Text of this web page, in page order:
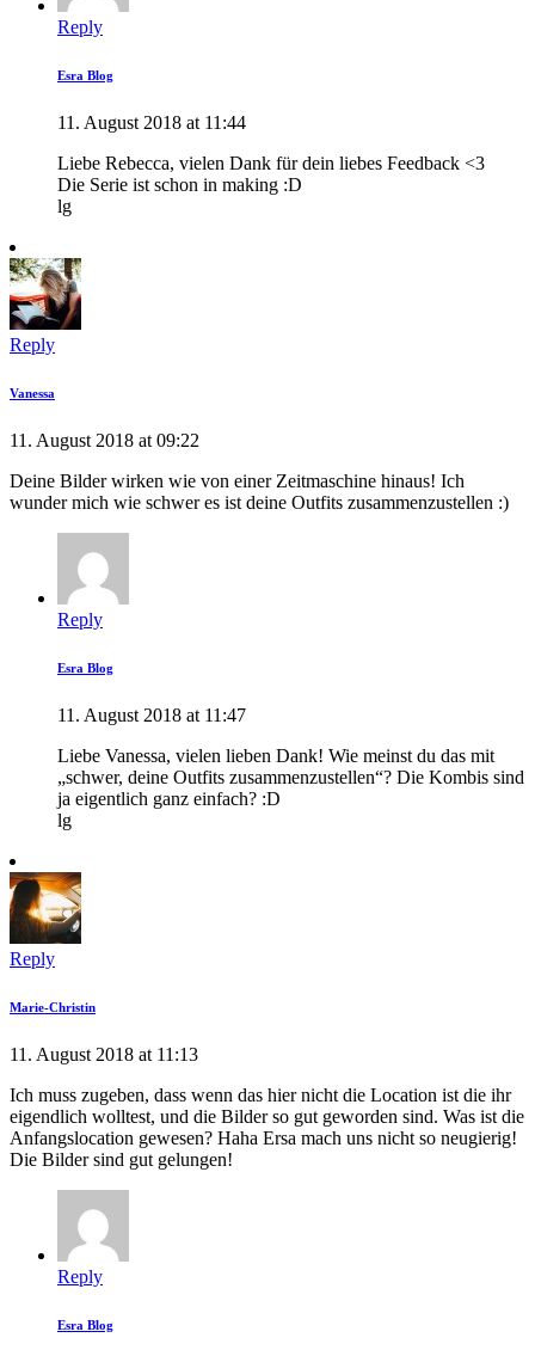
Reply
Esra Blog
11. August 2018 at 11:44
Liebe Rebecca, vielen Dank für dein liebes Feedback <3
Die Serie ist schon in making :D
lg
Reply
Vanessa
11. August 2018 at 09:22
Deine Bilder wirken wie von einer Zeitmaschine hinaus! Ich
wunder mich wie schwer es ist deine Outfits zusammenzustellen :)
Reply
Esra Blog
11. August 2018 at 11:47
Liebe Vanessa, vielen lieben Dank! Wie meinst du das mit
„schwer, deine Outfits zusammenzustellen“? Die Kombis sind
ja eigentlich ganz einfach? :D
lg
Reply
Marie-Christin
11. August 2018 at 11:13
Ich muss zugeben, dass wenn das hier nicht die Location ist die ihr
eigendlich wolltest, und die Bilder so gut geworden sind. Was ist die
Anfangslocation gewesen? Haha Ersa mach uns nicht so neugierig!
Die Bilder sind gut gelungen!
Reply
Esra Blog